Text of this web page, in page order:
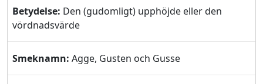
Betydelse: Den (gudomligt) upphöjde eller den
vördnadsvärde
Smeknamn: Agge, Gusten och Gusse